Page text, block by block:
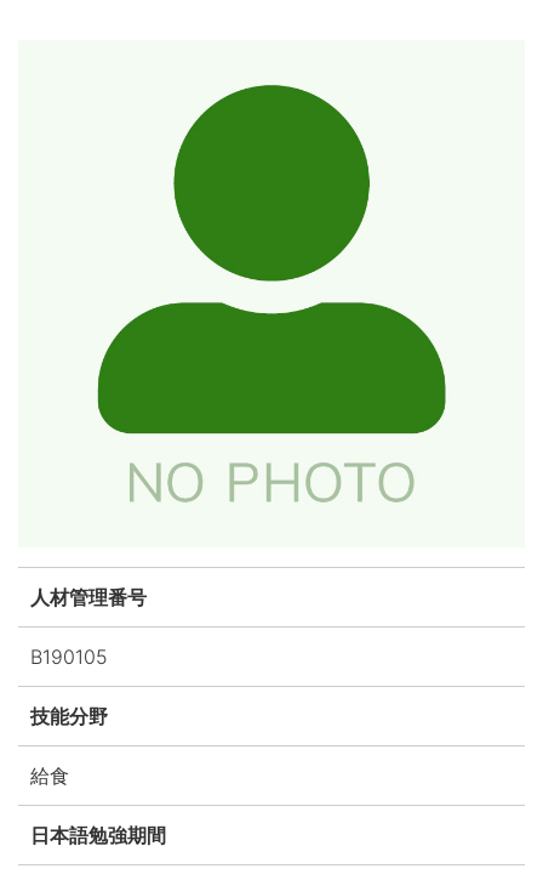
人材管理番号
B190105
技能分野
給食
日本語勉強期間